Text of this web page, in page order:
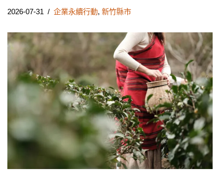
2026-07-31 企業永續行動, 新竹縣市